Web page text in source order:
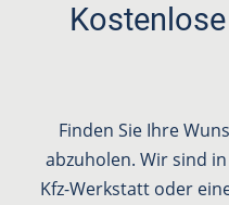
Finden Sie Ihre
abzuholen. Wir sind
Kfz-Werkstatt oder